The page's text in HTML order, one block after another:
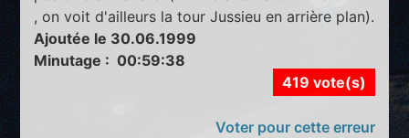
, on voit d'ailleurs la tour Jussieu en arrière plan).
Ajoutée le 30.06.1999
Minutage : 00:59:38
419 vote(s)
Voter pour cette erreur